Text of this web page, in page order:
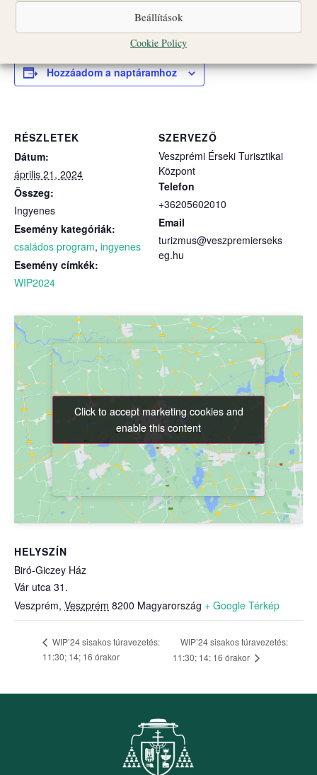
Beállítások
Cookie Policy
– A kanonoki ház kertje – csend és nyugalom.
Várunk mindenkit szeretettel!
Hozzáadom a naptáramhoz
RÉSZLETEK
Dátum:
április 21, 2024
Összeg:
Ingyenes
Esemény kategóriák:
családos program, ingyenes
Esemény címkék:
WIP2024
SZERVEZŐ
Veszprémi Érseki Turisztikai
Központ
Telefon
+36205602010
Email
turizmus@veszpremierseks
eg.hu
HELYSZÍN
Biró-Giczey Ház
Vár utca 31.
Veszprém, Veszprém 8200 Magyarország + Google Térkép
Click to accept marketing cookies and
enable this content
Click to accept marketing cookies and
enable this content
WIP’24 sisakos túravezetés:
11:30; 14; 16 órakor
WIP’24 sisakos túravezetés:
11:30; 14; 16 órakor